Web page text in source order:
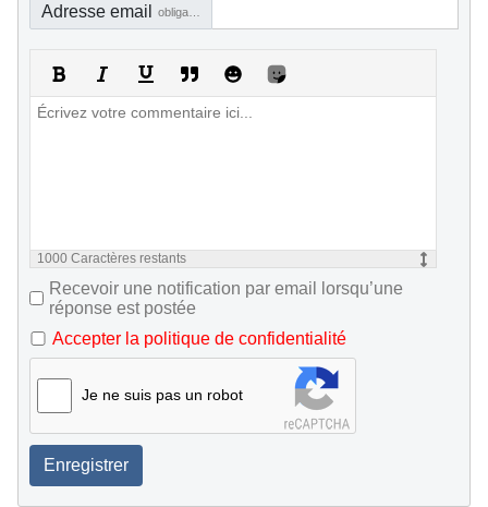
Adresse email
1000 Caractères restants
Recevoir une notification par email lorsqu’une
réponse est postée
Accepter la politique de confidentialité
Je ne suis pas un robot
Enregistrer